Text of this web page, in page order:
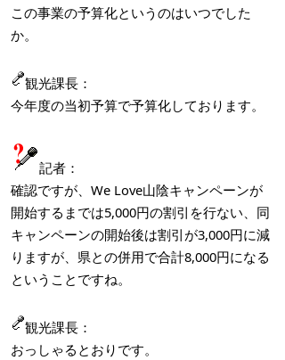
この事業の予算化というのはいつでした
か。
観光課長：
今年度の当初予算で予算化しております。
記者：
確認ですが、We Love山陰キャンペーンが
開始するまでは5,000円の割引を行ない、同
キャンペーンの開始後は割引が3,000円に減
りますが、県との併用で合計8,000円になる
ということですね。
観光課長：
おっしゃるとおりです。